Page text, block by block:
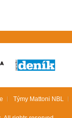
Týmy Mattoni NBL